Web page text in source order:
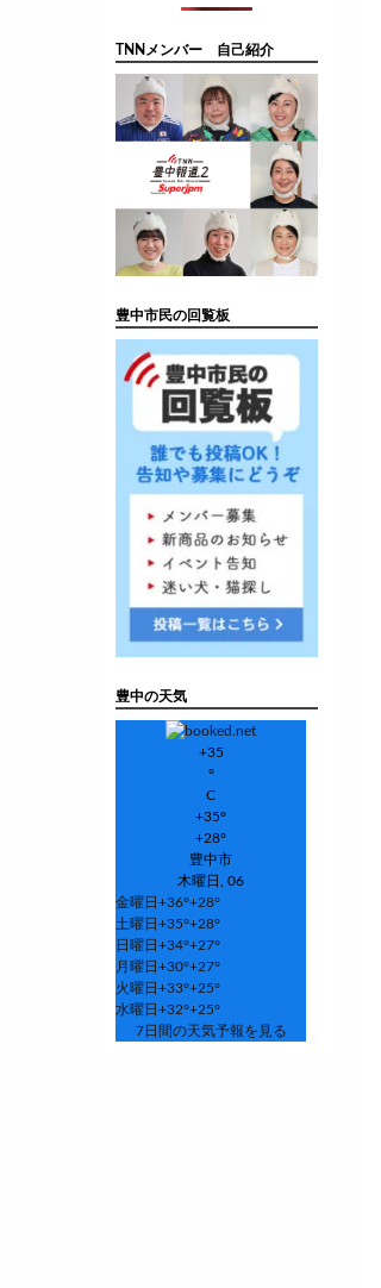
TNNメンバー 自己紹介
豊中市民の回覧板
豊中の天気
+35
°
C
+35°
+28°
豊中市
木曜日, 06
金曜日 +36°+28°
土曜日 +35°+28°
日曜日 +34°+27°
月曜日 +30°+27°
火曜日 +33°+25°
水曜日 +32°+25°
7日間の天気予報を見る